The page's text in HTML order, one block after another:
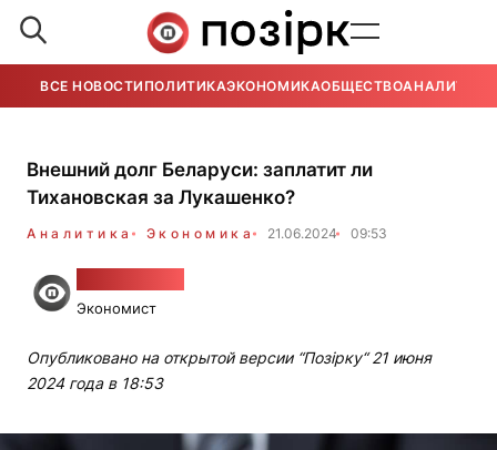
ВСЕ НОВОСТИ ПОЛИТИКАЭКОНОМИКАОБЩЕСТВОАНАЛИТИКА
Внешний долг Беларуси: заплатит ли
Тихановская за Лукашенко?
Аналитика Экономика 21.06.2024 09:53
Экономист
Опубликовано на открытой версии “Позірку“ 21 июня
2024 года в 18:53